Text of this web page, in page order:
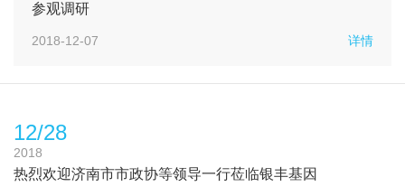
参观调研
2018-12-07 详情
12/28
2018
热烈欢迎济南市市政协等领导一行莅临银丰基因